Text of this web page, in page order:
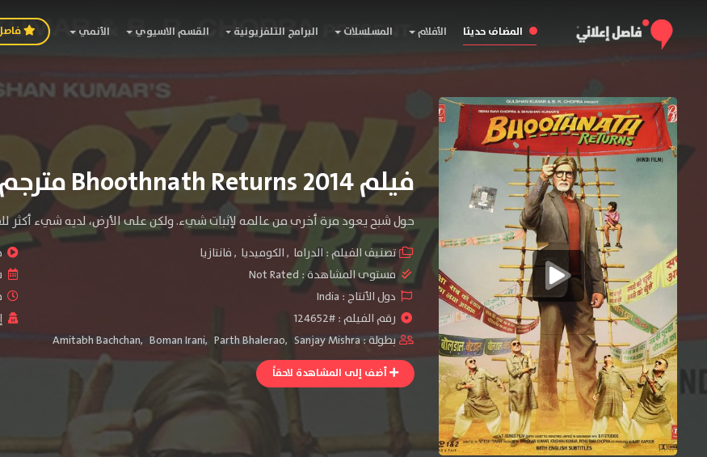
المضاف حديثا الأفلام المسلسلات البرامج التلفزيونية القسم الاسيوي الأنمي
فيلم Bhoothnath Returns 2014 مترجم
حول شبح يعود مرة أخرى من عالمه لإثبات شيء. ولكن على الأرض، لديه شيء أكثر
تصنيف الفيلم : الدراما ,الكوميديا ,فانتازيا
مستوى المشاهدة : Not Rated
دول الأنتاج : India
رقم الفيلم : #124652
بطولة :
Amitabh Bachchan, Boman Irani, Parth Bhalerao, Sanjay Mishra
أضف إلى المشاهدة لاحقاً